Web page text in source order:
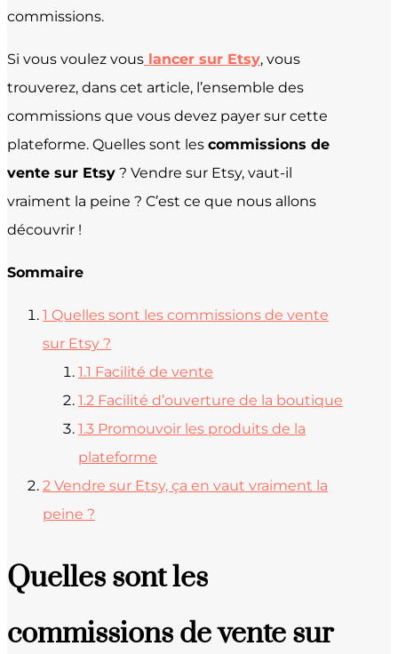
commissions.
Si vous voulez vous lancer sur Etsy, vous
trouverez, dans cet article, l’ensemble des
commissions que vous devez payer sur cette
plateforme. Quelles sont les commissions de
vente sur Etsy ? Vendre sur Etsy, vaut-il
vraiment la peine ? C’est ce que nous allons
découvrir !
Sommaire
1 Quelles sont les commissions de vente
sur Etsy ?
1.1 Facilité de vente
1.2 Facilité d’ouverture de la boutique
1.3 Promouvoir les produits de la
plateforme
2 Vendre sur Etsy, ça en vaut vraiment la
peine ?
Quelles sont les
commissions de vente sur